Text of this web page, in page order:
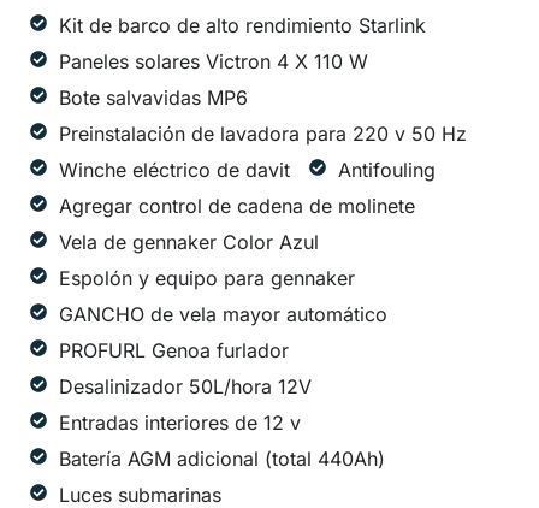
Kit de barco de alto rendimiento Starlink
Paneles solares Victron 4 X 110 W
Bote salvavidas MP6
Preinstalación de lavadora para 220 v 50 Hz
Winche eléctrico de davit
Antifouling
Agregar control de cadena de molinete
Vela de gennaker Color Azul
Espolón y equipo para gennaker
GANCHO de vela mayor automático
PROFURL Genoa furlador
Desalinizador 50L/hora 12V
Entradas interiores de 12 v
Batería AGM adicional (total 440Ah)
Luces submarinas